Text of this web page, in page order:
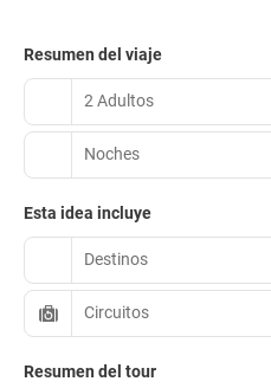
Resumen del viaje
2 Adultos
Noches
Esta idea incluye
Destinos
Circuitos
Resumen del tour